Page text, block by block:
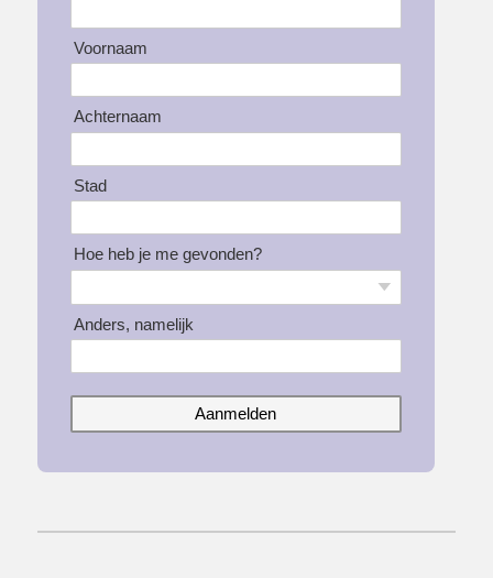
Voornaam
Achternaam
Stad
Hoe heb je me gevonden?
Anders, namelijk
Aanmelden